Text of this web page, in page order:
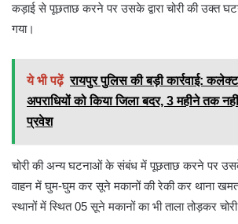
कड़ाई से पूछताछ करने पर उसके द्वारा चोरी की उक्त
गया।
ये भी पढ़ें रायपुर पुलिस की बड़ी कार्रवाई:
अपराधियों को किया जिला बदर, 3 महीने तक
प्रवेश
चोरी की अन्य घटनाओं के संबंध में पूछताछ करने पर उसके
वाहन में घुम-घुम कर सूने मकानों की रेकी कर थाना
स्थानों में स्थित 05 सूने मकानों का भी ताला तोड़कर